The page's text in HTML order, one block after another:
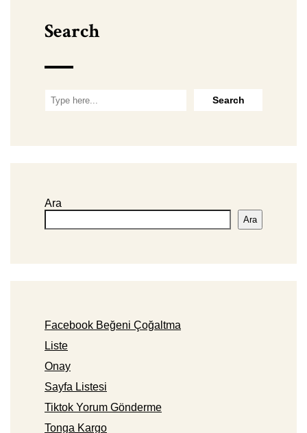
Search
Ara
Ara
Facebook Beğeni Çoğaltma
Liste
Onay
Sayfa Listesi
Tiktok Yorum Gönderme
Tonga Kargo